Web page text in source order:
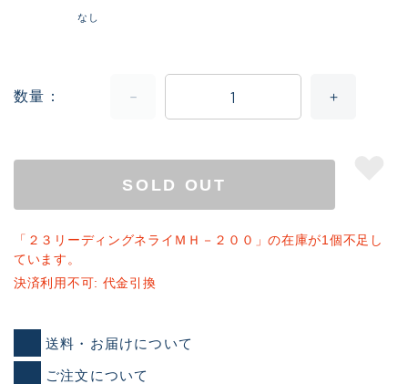
なし
数量
SOLD OUT
「２３リーディングネライＭＨ－２００」の在庫が1個不足し
ています。
決済利用不可: 代金引換
送料・お届けについて
ご注文について